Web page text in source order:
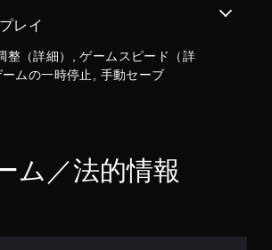
レイ
整（詳細）, ゲームスピード（詳
ムの一時停止, 手動セーブ
ム／法的情報